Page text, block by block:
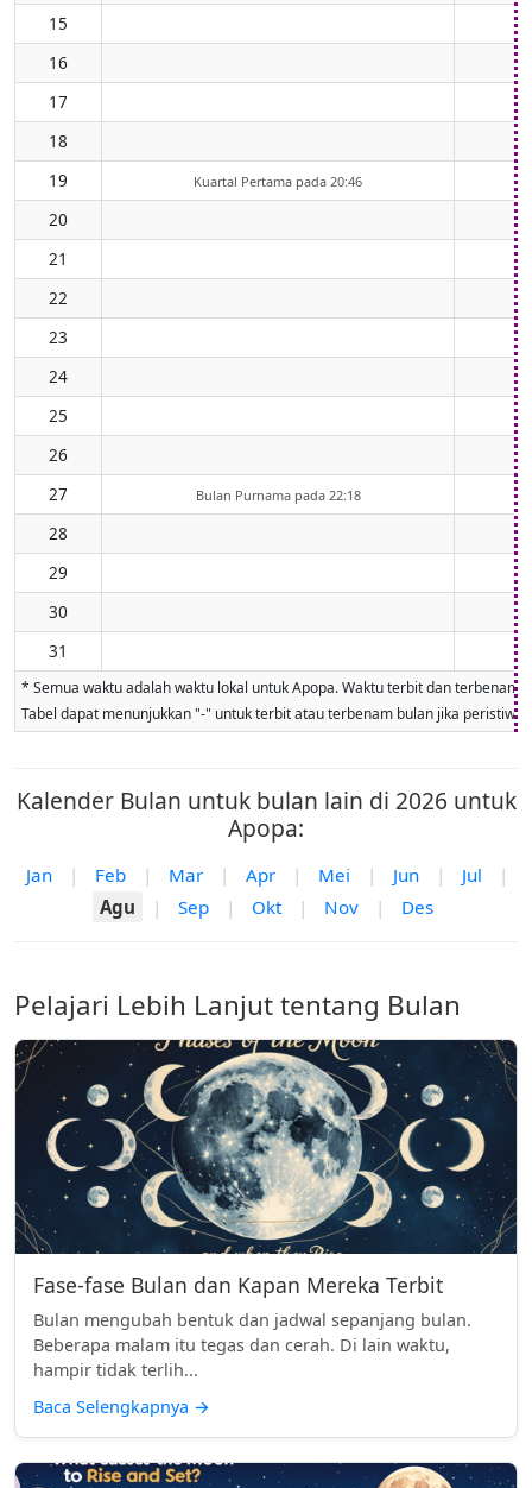
15
16
17
18
19
Kuartal Pertama pada 20:46
20
21
22
23
24
25
26
27
Bulan Purnama pada 22:18
28
29
30
31
* Semua waktu adalah waktu lokal untuk Apopa. Waktu terbit dan
Tabel dapat menunjukkan "-" untuk terbit atau terbenam bulan jika
Kalender Bulan untuk bulan lain di 2026 untuk
Apopa:
Jan | Feb | Mar | Apr | Mei | Jun | Jul
|
Agu
| Sep | Okt | Nov | Des
Pelajari Lebih Lanjut tentang Bulan
Fase-fase Bulan dan Kapan Mereka Terbit
Bulan mengubah bentuk dan jadwal sepanjang bulan.
Beberapa malam itu tegas dan cerah. Di lain waktu,
hampir tidak terlih...
Baca Selengkapnya →